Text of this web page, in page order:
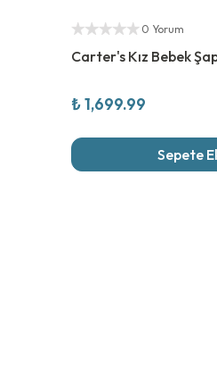
0 Yorum
Carter's Kız Bebek
₺ 1,699.99
Sepete